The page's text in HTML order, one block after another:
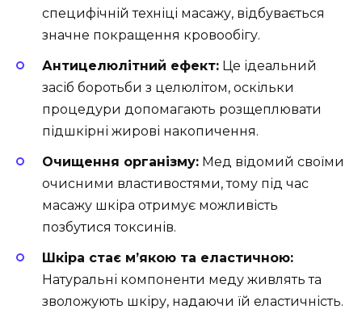
специфічній техніці масажу, відбувається
значне покращення кровообігу.
Антицелюлітний ефект: Це ідеальний
засіб боротьби з целюлітом, оскільки
процедури допомагають розщеплювати
підшкірні жирові накопичення.
Очищення організму: Мед відомий своїми
очисними властивостями, тому під час
масажу шкіра отримує можливість
позбутися токсинів.
Шкіра стає м’якою та еластичною:
Натуральні компоненти меду живлять та
зволожують шкіру, надаючи їй еластичність.